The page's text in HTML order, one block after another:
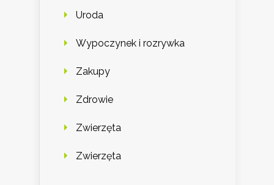
Uroda
Wypoczynek i rozrywka
Zakupy
Zdrowie
Zwierzęta
Zwierzęta